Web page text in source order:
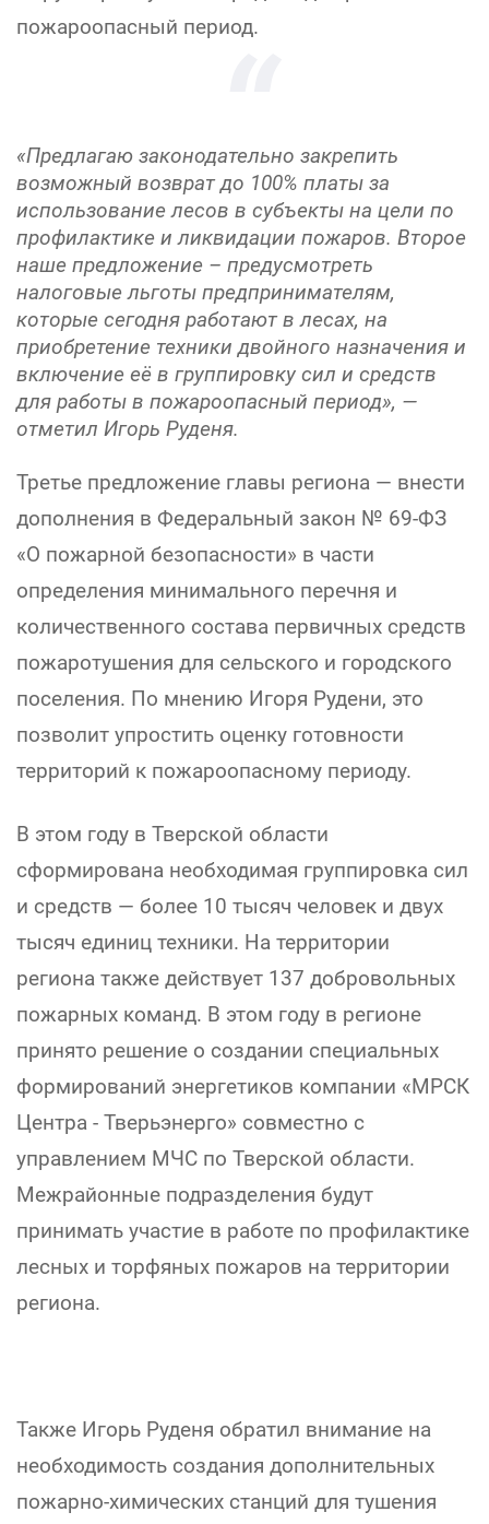
пожароопасный период.
«Предлагаю законодательно закрепить
возможный возврат до 100% платы за
использование лесов в субъекты на цели по
профилактике и ликвидации пожаров. Второе
наше предложение – предусмотреть
налоговые льготы предпринимателям,
которые сегодня работают в лесах, на
приобретение техники двойного назначения и
включение её в группировку сил и средств
для работы в пожароопасный период», —
отметил Игорь Руденя.
Третье предложение главы региона — внести
дополнения в Федеральный закон № 69-ФЗ
«О пожарной безопасности» в части
определения минимального перечня и
количественного состава первичных средств
пожаротушения для сельского и городского
поселения. По мнению Игоря Рудени, это
позволит упростить оценку готовности
территорий к пожароопасному периоду.
В этом году в Тверской области
сформирована необходимая группировка сил
и средств — более 10 тысяч человек и двух
тысяч единиц техники. На территории
региона также действует 137 добровольных
пожарных команд. В этом году в регионе
принято решение о создании специальных
формирований энергетиков компании «МРСК
Центра - Тверьэнерго» совместно с
управлением МЧС по Тверской области.
Межрайонные подразделения будут
принимать участие в работе по профилактике
лесных и торфяных пожаров на территории
региона.
Также Игорь Руденя обратил внимание на
необходимость создания дополнительных
пожарно-химических станций для тушения